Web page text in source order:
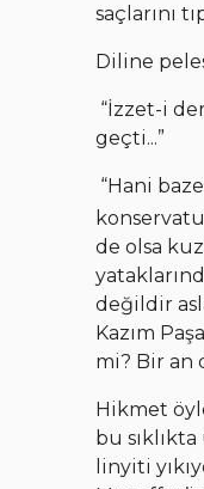
saçlarını
Diline
“İzzet-i
geçti...”
“Hani
de olsa
değildir
Kazım
mi? Bir an
Hikmet
bu
linyiti